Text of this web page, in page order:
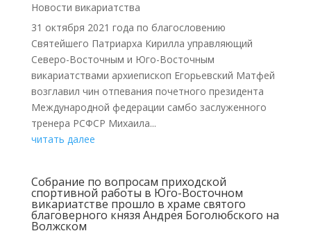
Новости викариатства
31 октября 2021 года по благословению
Святейшего Патриарха Кирилла управляющий
Северо-Восточным и Юго-Восточным
викариатствами архиепископ Егорьевский Матфей
возглавил чин отпевания почетного президента
Международной федерации самбо заслуженного
тренера РСФСР Михаила...
читать далее
Собрание по вопросам приходской
спортивной работы в Юго-Восточном
викариатстве прошло в храме святого
благоверного князя Андрея Боголюбского на
Волжском